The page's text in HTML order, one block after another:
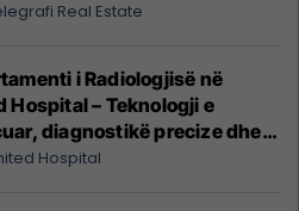
Real Estate
i Radiologjisë në
Hospital – Teknologji e
diagnostikë precize dhe
profesional
Hospital